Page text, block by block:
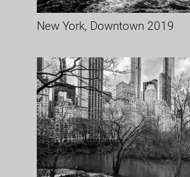
New York, Downtown 2019